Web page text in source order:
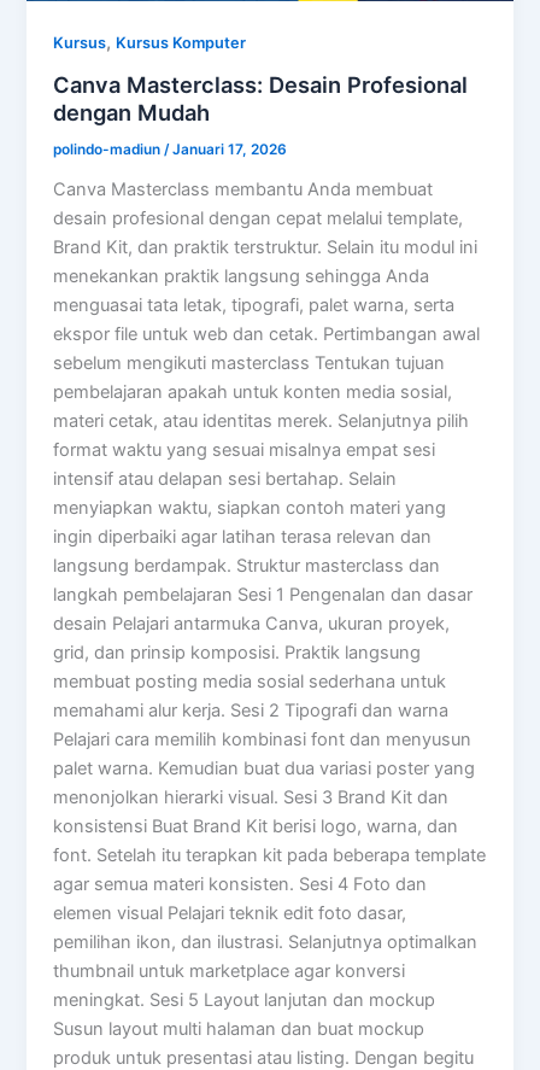
Kursus, Kursus Komputer
Canva Masterclass: Desain Profesional
dengan Mudah
polindo-madiun /Januari 17, 2026
Canva Masterclass membantu Anda membuat
desain profesional dengan cepat melalui template,
Brand Kit, dan praktik terstruktur. Selain itu modul ini
menekankan praktik langsung sehingga Anda
menguasai tata letak, tipografi, palet warna, serta
ekspor file untuk web dan cetak. Pertimbangan awal
sebelum mengikuti masterclass Tentukan tujuan
pembelajaran apakah untuk konten media sosial,
materi cetak, atau identitas merek. Selanjutnya pilih
format waktu yang sesuai misalnya empat sesi
intensif atau delapan sesi bertahap. Selain
menyiapkan waktu, siapkan contoh materi yang
ingin diperbaiki agar latihan terasa relevan dan
langsung berdampak. Struktur masterclass dan
langkah pembelajaran Sesi 1 Pengenalan dan dasar
desain Pelajari antarmuka Canva, ukuran proyek,
grid, dan prinsip komposisi. Praktik langsung
membuat posting media sosial sederhana untuk
memahami alur kerja. Sesi 2 Tipografi dan warna
Pelajari cara memilih kombinasi font dan menyusun
palet warna. Kemudian buat dua variasi poster yang
menonjolkan hierarki visual. Sesi 3 Brand Kit dan
konsistensi Buat Brand Kit berisi logo, warna, dan
font. Setelah itu terapkan kit pada beberapa template
agar semua materi konsisten. Sesi 4 Foto dan
elemen visual Pelajari teknik edit foto dasar,
pemilihan ikon, dan ilustrasi. Selanjutnya optimalkan
thumbnail untuk marketplace agar konversi
meningkat. Sesi 5 Layout lanjutan dan mockup
Susun layout multi halaman dan buat mockup
produk untuk presentasi atau listing. Dengan begitu